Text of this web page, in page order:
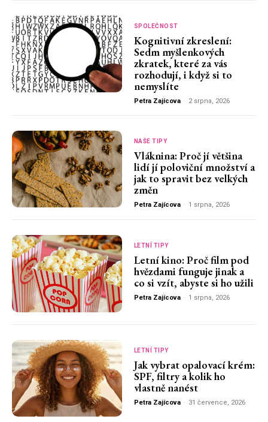
SPOLEČNOST
Kognitivní zkreslení:
Sedm myšlenkových
zkratek, které za vás
rozhodují, i když si to
nemyslíte
Petra Zajícova - 2 srpna, 2026
NAŠE TIPY
Vláknina: Proč jí většina
lidí jí poloviční množství a
jak to spravit bez velkých
změn
Petra Zajícova - 1 srpna, 2026
LETNÍ TIPY
Letní kino: Proč film pod
hvězdami funguje jinak a
co si vzít, abyste si ho užili
Petra Zajícova - 1 srpna, 2026
LETNÍ TIPY
Jak vybrat opalovací krém:
SPF, filtry a kolik ho
vlastně nanést
Petra Zajícova - 31 července, 2026